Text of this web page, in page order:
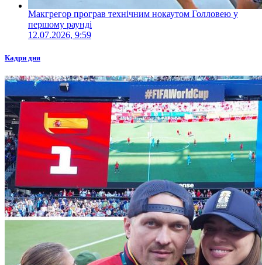
Макгрегор програв технічним нокаутом Голловею у
першому раунді
12.07.2026, 9:59
Кадри дня